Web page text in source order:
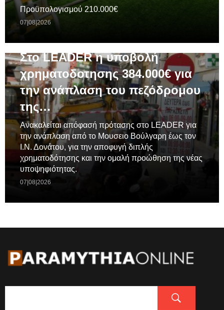
Προϋπολογισμού 210.000€
07|08|2026
Στο LEADER η υποβολή
χρηματοδοτησης 384.000€ για
την ανάπλαση του πεζόδρομου
της…
Ανακαλείται απόφασή πρότασης στο LEADER για
την ανάπλαση από το Μουσειο Βούλγαρη έως τον
Ι.Ν. Δονάτου, για την αποφυγή διπλής
χρηματοδότησης και την ομαλή προώθηση της νέας
υποψηφιότητας.
07|08|2026